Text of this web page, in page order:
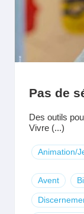
Pas de
Des outils
Vivre (...)
Animation/
Avent